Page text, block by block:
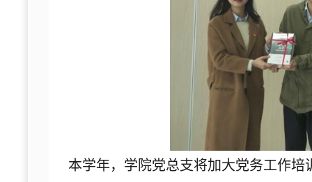
本学年，学院党总支将加大党务工作